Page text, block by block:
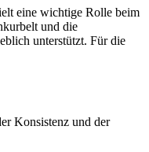
eine wichtige Rolle beim
und die
unterstützt. Für die
Konsistenz und der